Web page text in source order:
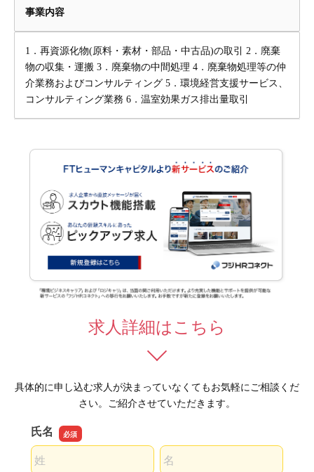
事業内容
1．再資源化物(原料・素材・部品・中古品)の取引 2．廃棄
物の収集・運搬 3．廃棄物の中間処理 4．廃棄物処理等の仲
介業務およびコンサルティング 5．環境経営支援サービス、
コンサルティング業務 6．温室効果ガス排出量取引
求人詳細はこちら
具体的に申し込む求人が決まっていなくてもお気軽にご相談くだ
さい。ご紹介させていただきます。